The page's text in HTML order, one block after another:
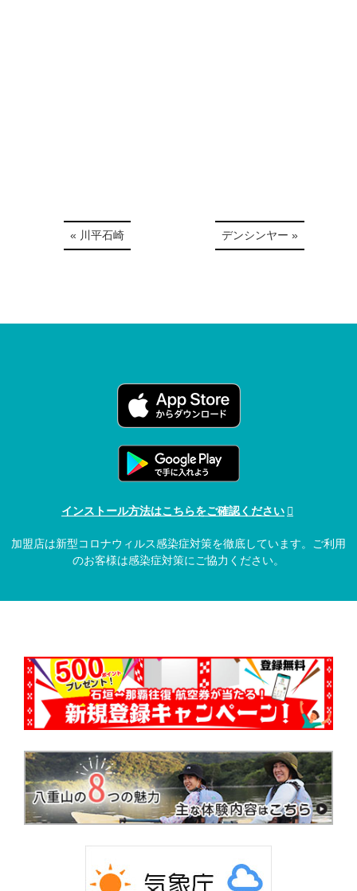
« 川平石崎 デンシンヤー »
インストール方法はこちらをご確認ください
加盟店は新型コロナウィルス感染症対策を徹底しています。ご利用
のお客様は感染症対策にご協力ください。